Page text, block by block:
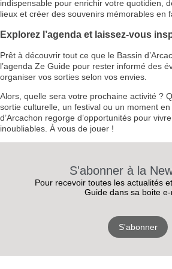
indispensable pour enrichir votre quotidien,
lieux et créer des souvenirs mémorables en
Explorez l’agenda et laissez-vous
Prêt à découvrir tout ce que le Bassin
l’agenda Ze Guide pour rester informé des
organiser vos sorties selon vos envies.
Alors, quelle sera votre prochaine activité ?
sortie culturelle, un festival ou un moment
d’Arcachon regorge d’opportunités pour
inoubliables. À vous de jouer !
S'abonner à la
Pour recevoir toutes les actualités
Guide dans sa boite
S'abonner